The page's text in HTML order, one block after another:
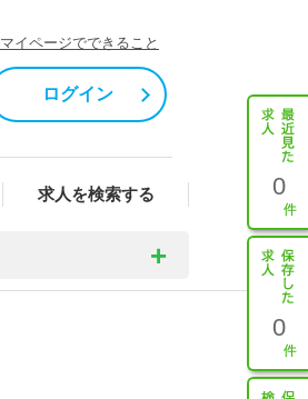
マイページでできること
ログイン
求人を検索する 0
0